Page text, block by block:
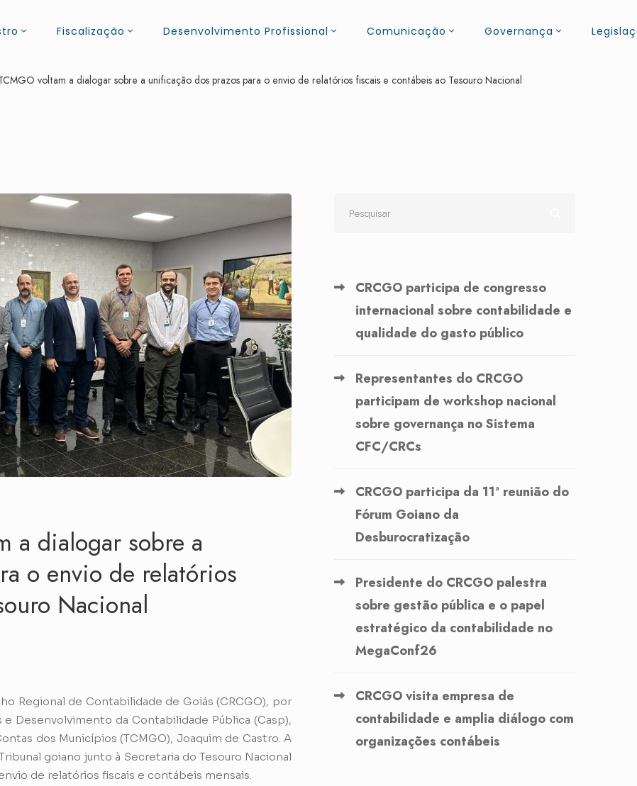
Fiscalização Desenvolvimento Profissional Comunicação Governança
voltam a dialogar sobre a unificação dos prazos para o envio de relatórios fiscais e contábeis ao Tesouro Nacional
a dialogar sobre a
o envio de relatórios
Nacional
Regional de Contabilidade de Goiás (CRCGO), por
Desenvolvimento da Contabilidade Pública (Casp),
dos Municípios (TCMGO), Joaquim de Castro. A
goiano junto à Secretaria do Tesouro Nacional
de relatórios fiscais e contábeis mensais.
CRCGO participa de congresso
internacional sobre contabilidade e
qualidade do gasto público
Representantes do CRCGO
participam de workshop nacional
sobre governança no Sistema
CFC/CRCs
CRCGO participa da 11ª reunião do
Fórum Goiano da
Desburocratização
Presidente do CRCGO palestra
sobre gestão pública e o papel
estratégico da contabilidade no
MegaConf26
CRCGO visita empresa de
contabilidade e amplia diálogo com
organizações contábeis